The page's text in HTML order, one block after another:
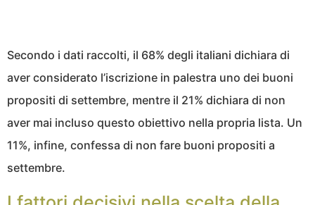
Secondo i dati raccolti, il 68% degli italiani dichiara di
aver considerato l’iscrizione in palestra uno dei buoni
propositi di settembre, mentre il 21% dichiara di non
aver mai incluso questo obiettivo nella propria lista. Un
11%, infine, confessa di non fare buoni propositi a
settembre.